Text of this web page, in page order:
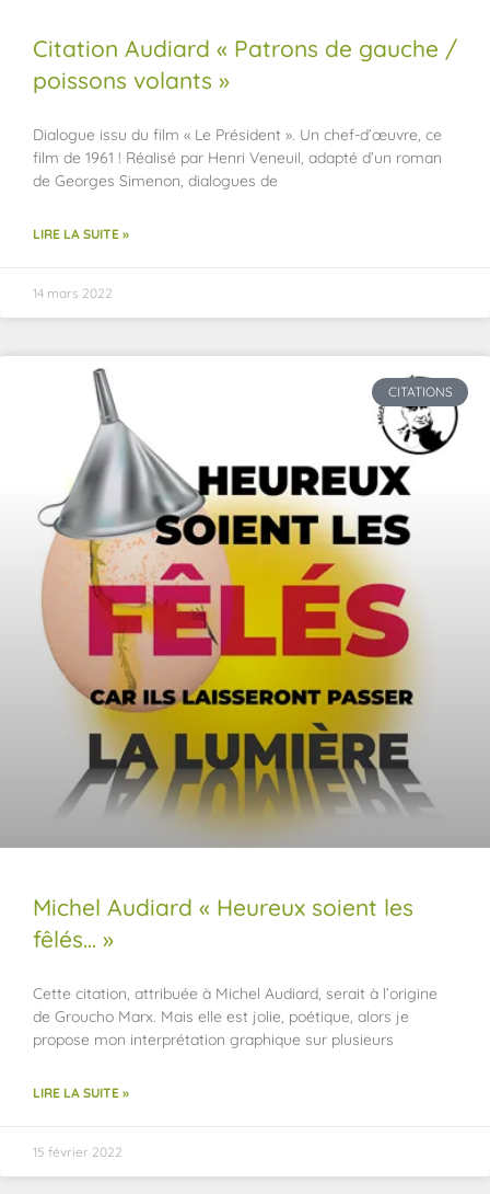
Citation Audiard « Patrons de gauche /
poissons volants »
Dialogue issu du film « Le Président ». Un chef-d’œuvre, ce
film de 1961 ! Réalisé par Henri Veneuil, adapté d’un roman
de Georges Simenon, dialogues de
LIRE LA SUITE »
14 mars 2022
CITATIONS
Michel Audiard « Heureux soient les
fêlés… »
Cette citation, attribuée à Michel Audiard, serait à l’origine
de Groucho Marx. Mais elle est jolie, poétique, alors je
propose mon interprétation graphique sur plusieurs
LIRE LA SUITE »
15 février 2022